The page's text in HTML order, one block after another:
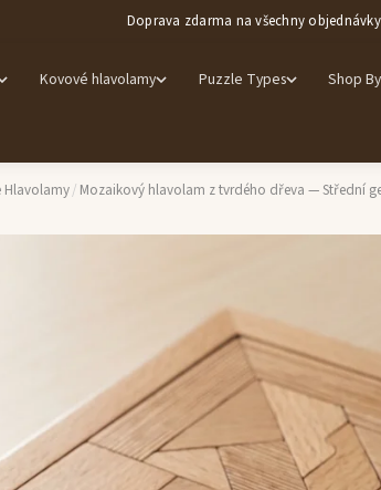
Doprava zdarma na všechny
Kovové hlavolamy Puzzle Types Shop By
Hlavolamy/ Mozaikový hlavolam z tvrdého dřeva — Střední